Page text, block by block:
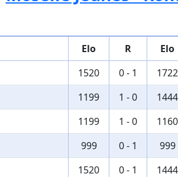
Elo R Elo
1520 0 - 1 1722
1199 1 - 0 1444
1199 1 - 0 1160
999 0 - 1 999
1520 0 - 1 1444